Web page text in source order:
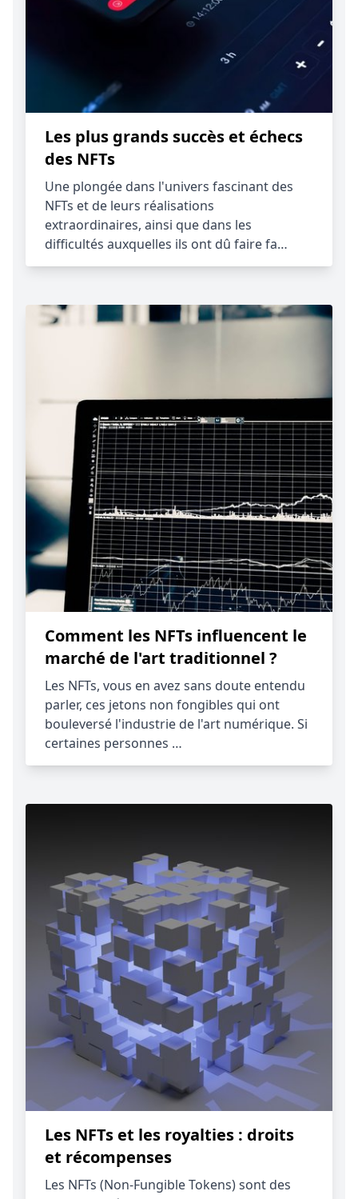
Les plus grands succès et échecs
des NFTs
Une plongée dans l'univers fascinant des
NFTs et de leurs réalisations
extraordinaires, ainsi que dans les
difficultés auxquelles ils ont dû faire fa…
Comment les NFTs influencent le
marché de l'art traditionnel ?
Les NFTs, vous en avez sans doute entendu
parler, ces jetons non fongibles qui ont
bouleversé l'industrie de l'art numérique. Si
certaines personnes …
Les NFTs et les royalties : droits
et récompenses
Les NFTs (Non-Fungible Tokens) sont des